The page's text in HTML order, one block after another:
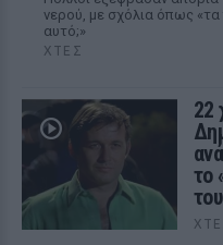
νερού, με σχόλια όπως
αυτό;»
ΧΤΕΣ
22
το